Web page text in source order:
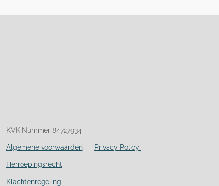
KVK Nummer 84727934
Algemene voorwaarden Privacy Policy
Herroepingsrecht
Klachtenregeling